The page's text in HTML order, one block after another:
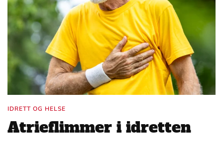
IDRETT OG HELSE
Atrieflimmer i idretten